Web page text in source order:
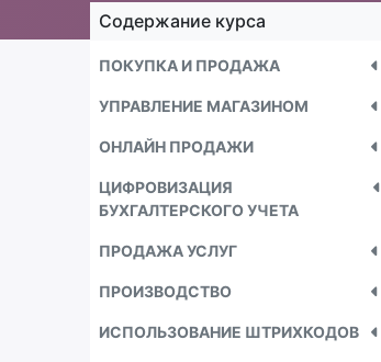
Содержание курса
ПОКУПКА И ПРОДАЖА
УПРАВЛЕНИЕ МАГАЗИНОМ
ОНЛАЙН ПРОДАЖИ
ЦИФРОВИЗАЦИЯ
БУХГАЛТЕРСКОГО УЧЕТА
ПРОДАЖА УСЛУГ
ПРОИЗВОДСТВО
ИСПОЛЬЗОВАНИЕ ШТРИХКОДОВ